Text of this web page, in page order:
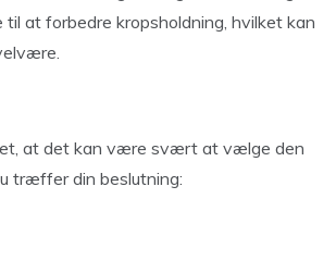
at forbedre kropsholdning, hvilket kan
at det kan være svært at vælge den
træffer din beslutning: